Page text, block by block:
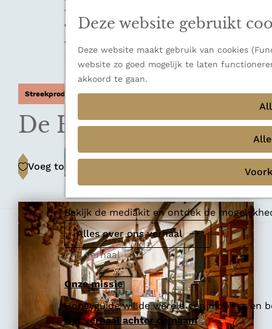
Deze website gebruikt
Deze website maakt gebruik van cookies
website zo goed mogelijk te laten
akkoord te gaan.
Thema's
Verborgen parels
Mediakit 2026
Bekijk de mediakit en ontdek de
Alles over ons verhaal
Ons verhaal
Onze missie
Honeyguide wil de wereld een mooiere en
Het verhaal achter de naam
De Heische Hoeve
Streekproducten winkel
Voeg toe als favoriet
Voeg toe als favoriet